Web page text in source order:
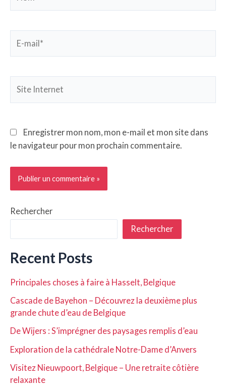
mail*
Internet
Enregistrer mon nom, mon e-mail et mon site dans
le navigateur pour mon prochain commentaire.
Rechercher
Rechercher
Recent Posts
Principales choses à faire à Hasselt, Belgique
Cascade de Bayehon – Découvrez la deuxième plus
grande chute d’eau de Belgique
De Wijers : S’imprégner des paysages remplis d’eau
Exploration de la cathédrale Notre-Dame d’Anvers
Visitez Nieuwpoort, Belgique – Une retraite côtière
relaxante